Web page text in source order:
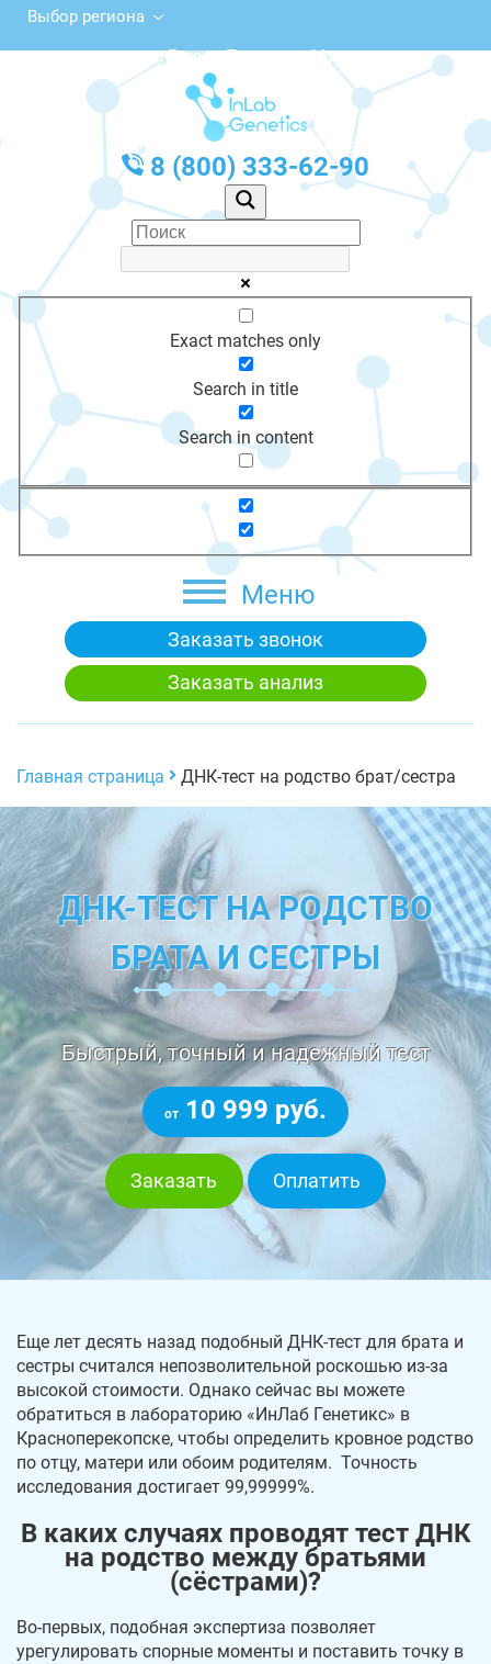
Выбор региона
площадь Героев Перекопа, 1А,
Красноперекопск
с 10:00 до 20:00
График работы: Пн-Пт с 10:00 до 20:00
8 (800) 333-62-90
Exact matches only
Search in title
Search in content
Меню
Заказать звонок
Заказать анализ
Главная страница ДНК-тест на родство брат/сестра
ДНК-ТЕСТ НА РОДСТВО
БРАТА И СЕСТРЫ
Быстрый, точный и надежный тест
от 10 999 руб.
Заказать Оплатить
Еще лет десять назад подобный ДНК-тест для брата и
сестры считался непозволительной роскошью из-за
высокой стоимости. Однако сейчас вы можете
обратиться в лабораторию «ИнЛаб Генетикс» в
Красноперекопске, чтобы определить кровное родство
по отцу, матери или обоим родителям. Точность
исследования достигает 99,99999%.
В каких случаях проводят тест ДНК
на родство между братьями
(сёстрами)?
Во-первых, подобная экспертиза позволяет
урегулировать спорные моменты и поставить точку в